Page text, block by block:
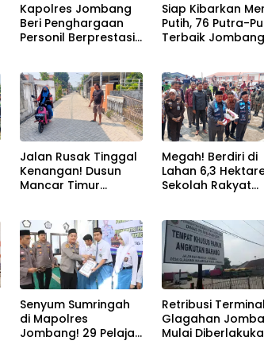
Kapolres Jombang
Beri Penghargaan
Personil Berprestasi,
Muktamar NU ke-35
Siap Kibarkan
Putih, 76 Putra-
Terbaik Jombang
di Pendopo
Kabupaten
Jalan Rusak Tinggal
Kenangan! Dusun
Mancar Timur
Berkat Program
Mantra 2026
Megah! Berdiri di
Lahan 6,3
Sekolah Rakyat
Keluarga
Prasejahtera
Senyum Sumringah
di Mapolres
Jombang! 29 Pelajar
Retribusi Terminal
Glagahan
Mulai